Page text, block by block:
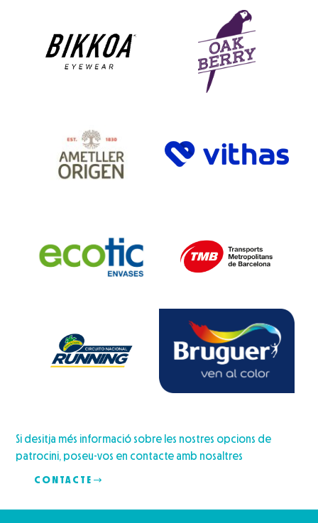
Si desitja més informació sobre les nostres opcions de
patrocini, poseu-vos en contacte amb nosaltres
CONTACTE